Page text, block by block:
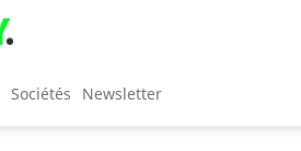
Sociétés Newsletter